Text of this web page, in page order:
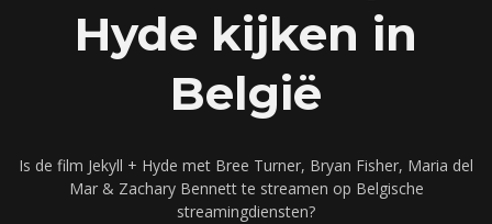
Hyde kijken in
België
Is de film Jekyll + Hyde met Bree Turner, Bryan Fisher, Maria del
Mar & Zachary Bennett te streamen op Belgische
streamingdiensten?